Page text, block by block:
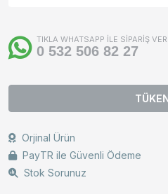
TIKLA WHATSAPP İLE SİPARİŞ VER
0 532 506 82 27
Orjinal Ürün
PayTR ile Güvenli Ödeme
Stok Sorunuz